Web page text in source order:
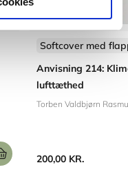
Softcover med
Anvisning 214:
lufttæthed
Torben Valdbjørn
200,00 KR.